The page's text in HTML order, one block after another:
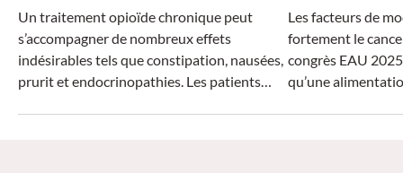
Un traitement opioïde chronique peut
s’accompagner de nombreux effets
indésirables tels que constipation, nausées,
prurit et endocrinopathies. Les patients
Les facteurs de
fortement le
congrès EAU
qu’une